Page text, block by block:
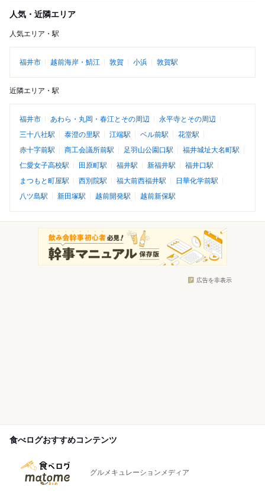
人気・近隣エリア
人気エリア・駅
福井市 越前海岸・鯖江 敦賀 小浜 敦賀駅
近隣エリア・駅
福井市 あわら・丸岡・春江とその周辺
永平寺とその周辺
三十八社駅
泰澄の里駅 江端駅 ベル前駅
花堂駅
赤十字前駅
商工会議所前駅 足羽山公園口駅
福井城址大名町駅
仁愛女子高校駅
田原町駅 福井駅 新福井駅
福井口駅
まつもと町屋駅
西別院駅 福大前西福井駅
日華化学前駅
八ツ島駅
新田塚駅 越前開発駅 越前新保駅
広告を非表示
食べログおすすめコンテンツ
グルメキュレーションメディア